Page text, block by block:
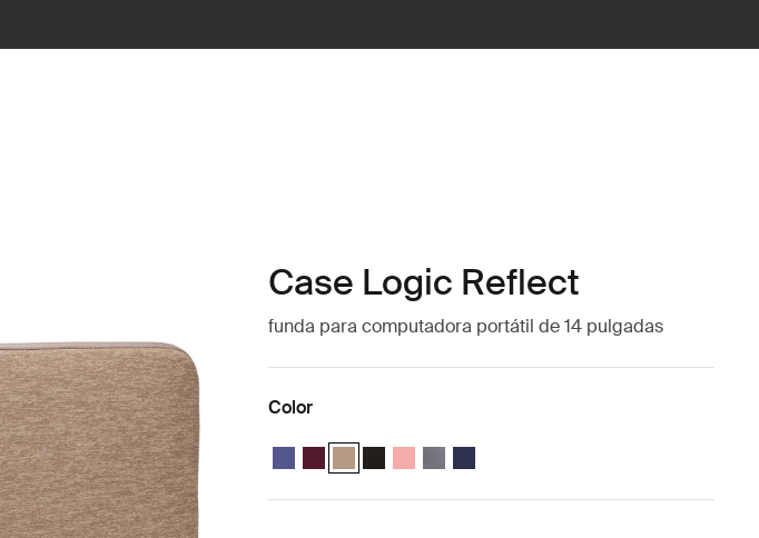
Case Logic Reflect
funda para computadora portátil de 14 pulgadas
Color
Case Logic Reflect 14" Laptop Sleeve Púrpura concentrado
Case Logic Reflect 14" Laptop Sleeve Rojo tenue
Case Logic Reflect 14" Laptop Sleeve Boulder Beige
Case Logic Reflect 14" Laptop Sleeve Negro
Case Logic Reflect 14" Laptop Sleeve Pomelo Pink
Case Logic Reflect 14" Laptop Sleeve Grafito
Case Logic Reflect 14" Laptop Sleeve Dark